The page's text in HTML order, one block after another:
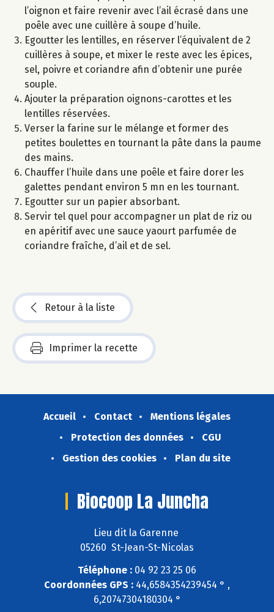
l’oignon et faire revenir avec l’ail écrasé dans une
poêle avec une cuillère à soupe d’huile.
Egoutter les lentilles, en réserver l’équivalent de 2
cuillères à soupe, et mixer le reste avec les épices,
sel, poivre et coriandre afin d’obtenir une purée
souple.
Ajouter la préparation oignons-carottes et les
lentilles réservées.
Verser la farine sur le mélange et former des
petites boulettes en tournant la pâte dans la paume
des mains.
Chauffer l’huile dans une poêle et faire dorer les
galettes pendant environ 5 mn en les tournant.
Egoutter sur un papier absorbant.
Servir tel quel pour accompagner un plat de riz ou
en apéritif avec une sauce yaourt parfumée de
coriandre fraîche, d’ail et de sel.
Retour à la liste
Imprimer la recette
Accueil Contact
Mentions légales
Protection des données
CGU
Gestion des cookies
Plan du site
Biocoop La Juncha
Lieu dit la Garenne
05260 St-Jean-St-Nicolas
Téléphone : 04 92 23 25 06
Coordonnées GPS : 44,6584354239454 ° ,
6,20747304180304 °